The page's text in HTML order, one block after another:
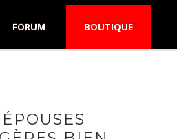
FORUM BOUTIQUE